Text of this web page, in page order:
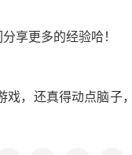
享更多的经验哈！
戏，还真得动点脑子